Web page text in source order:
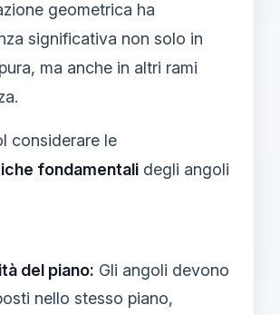
geometrica ha
significativa non solo in
ma anche in altri rami
considerare le
fondamentali degli angoli
del piano: Gli angoli devono
nello stesso piano,